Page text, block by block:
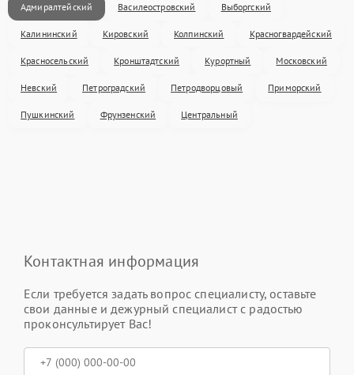
Адмиралтейский Василеостровский Выборгский
Калининский Кировский Колпинский Красногвардейский
Красносельский Кронштадтский Курортный Московский
Невский Петроградский Петродворцовый Приморский
Пушкинский Фрунзенский Центральный
Контактная информация
Если требуется задать вопрос специалисту, оставьте
свои данные и дежурный специалист с радостью
проконсультирует Вас!